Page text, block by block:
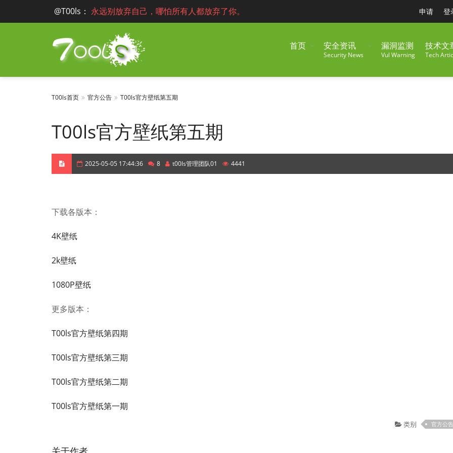
@T00ls ： 永远别放弃自己，哪怕所有人都放弃了你。 申请 登
首页 安全资讯
Security News
漏洞监测
Vul Warning
技术文
Tech
T00ls首页 官方公告 T00ls官方壁纸第五期
T00ls官方壁纸第五期
2025-05-05 17:44:36 8 t00ls管理团队01 4441
下载各版本：
4K壁纸
2k壁纸
1080P壁纸
更多版本：
T00ls官方壁纸第四期
T00ls官方壁纸第三期
T00ls官方壁纸第二期
T00ls官方壁纸第一期
类别 官方公